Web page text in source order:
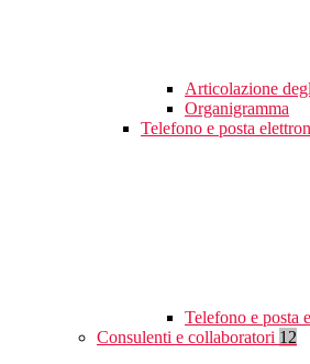
Articolazione
Organigramma
Telefono e posta
Telefono e posta
Consulenti e collaboratori 12